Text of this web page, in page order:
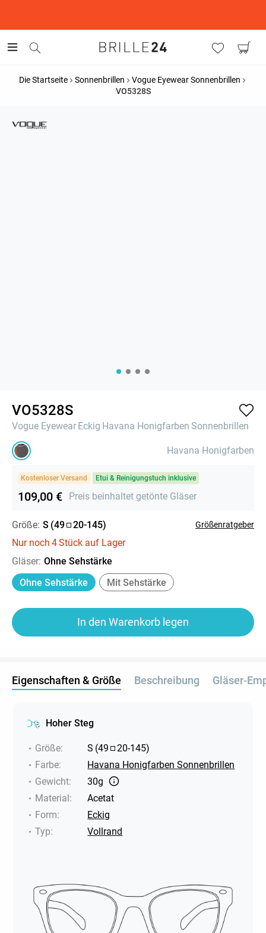
Die Startseite Sonnenbrillen
Vogue Eyewear Sonnenbrillen
VO5328S
VO5328S
Vogue Eyewear Eckig Havana Honigfarben Sonnenbrillen
Havana Honigfarben
Kostenloser Versand Etui & Reinigungstuch inklusive
109,00 € Preis beinhaltet getönte Gläser
Größe: S (49 20-145) Größenratgeber
Nur noch 4Stück auf Lager
Gläser: Ohne Sehstärke
Ohne Sehstärke
Mit Sehstärke
In den Warenkorb legen
Eigenschaften & Größe Beschreibung Gläser-
Hoher Steg
Größe: S (49 20-145)
Farbe:
Havana Honigfarben Sonnenbrillen
Gewicht:
30g
Material:
Acetat
Form:
Eckig
Typ: Vollrand